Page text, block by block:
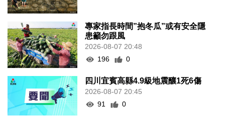
專家指長時間”抱冬瓜”或有安全隱
患籲勿跟風
2026-08-07 20:48
196
0
四川宜賓高縣4.9級地震釀1死6傷
2026-08-07 20:45
91
0